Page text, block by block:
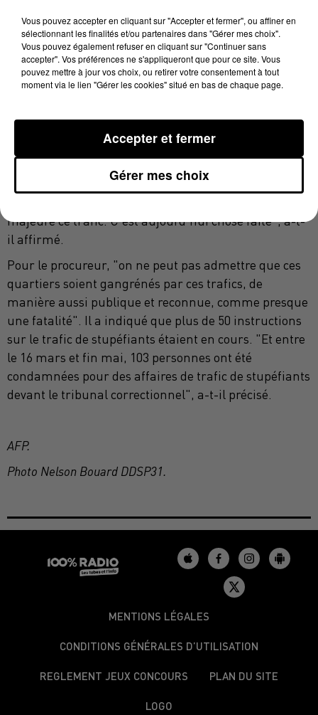
plusieurs armes de poing et de gros calibre et plus de
45.000 euros, selon le parquet.
"C'est une très belle affaire", s'est félicité pour sa part
Nelson Bouard, directeur départemental de la
dans le quartier des Izard a été résilient, a résisté à
voie publique". "Malgré tous les efforts entrepris, les
majeure ce trafic. C'est aujourd'hui chose faite", a-t-
il affirmé.
Pour le procureur, "on ne peut pas admettre que ces
quartiers soient gangrénés par ces trafics, de
manière aussi publique et reconnue, comme presque
une fatalité". Il a indiqué que plus de 50 instructions
sur le trafic de stupéfiants étaient en cours. "Et entre
le 16 mars et fin mai, 103 personnes ont été
condamnées pour des affaires de trafic de stupéfiants
devant le tribunal correctionnel", a-t-il précisé.
AFP.
Photo Nelson Bouard DDSP31.
MENTIONS LÉGALES
CONDITIONS GÉNÉRALES D’UTILISATION
REGLEMENT JEUX CONCOURS PLAN DU SITE
LOGO
Vous pouvez accepter en cliquant sur "Accepter et fermer", ou affiner en
sélectionnant les finalités et/ou partenaires dans "Gérer mes choix".
Vous pouvez également refuser en cliquant sur "Continuer sans
accepter". Vos préférences ne s'appliqueront que pour ce site. Vous
pouvez mettre à jour vos choix, ou retirer votre consentement à tout
moment via le lien "Gérer les cookies" situé en bas de chaque page.
Gérer mes choix
Accepter et fermer